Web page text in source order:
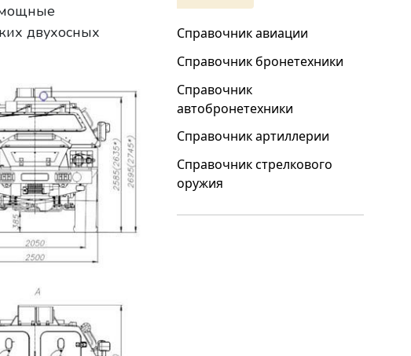
мощные
двухосных
Справочник авиации
Справочник бронетехники
Справочник
автобронетехники
Справочник артиллерии
Справочник стрелкового
оружия